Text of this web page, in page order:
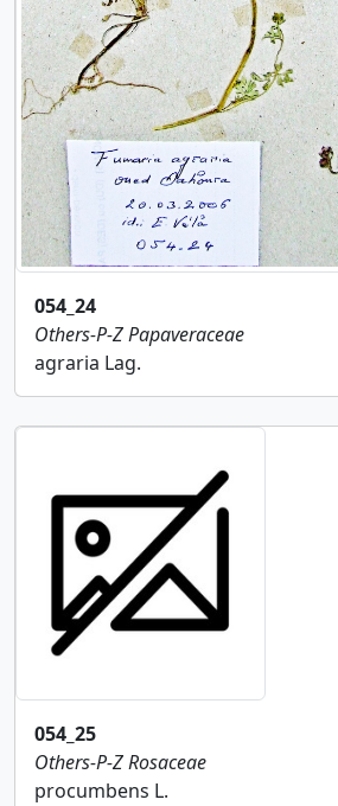
054_24
Others-P-ZPapaveraceae
agraria Lag.
054_25
Others-P-ZRosaceae
procumbens L.